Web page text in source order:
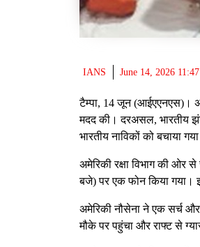
IANS June 14, 2026
टैम्पा, 14 जून (आईएएनएस)।
मदद की। दरअसल, भारतीय
भारतीय नाविकों को बचाया
अमेरिकी रक्षा विभाग की ओर
बजे) पर एक फोन किया गया।
अमेरिकी नौसेना ने एक सर्च
मौके पर पहुंचा और राफ्ट से